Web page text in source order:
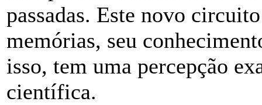
passadas. Este novo
memórias, seu
isso, tem uma percepção
científica.